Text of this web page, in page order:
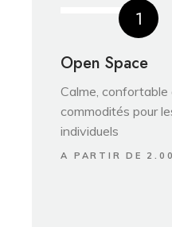
1
Open Space
Calme,
commodités pour
individuels
A PARTIR DE